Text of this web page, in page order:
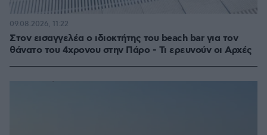
Στον εισαγγελέα ο ιδιοκτήτης του beach bar για τον
θάνατο του 4χρονου στην Πάρο - Τι ερευνούν οι Αρχές
09.08.2026, 11:22